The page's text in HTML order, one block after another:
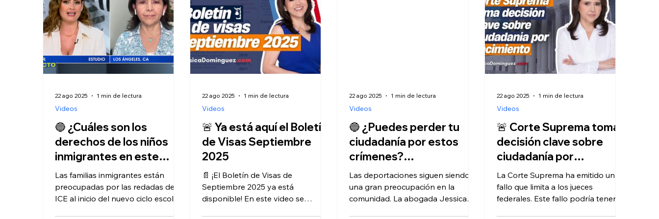
🔵 ¿Cuáles son los
derechos de los niños
inmigrantes en este
regreso a clases?
Las familias inmigrantes están
preocupadas por las redadas de
ICE al inicio del nuevo ciclo escolar.
Videos
22 ago 2025 1 min de lectura
🚨 Ya está aquí el Boletín
de Visas Septiembre
2025
📄 ¡El Boletín de Visas de
Septiembre 2025 ya está
disponible! En este video se
Videos
22 ago 2025 1 min de lectura
🔵 ¿Puedes perder tu
ciudadanía por estos
crímenes?
@PrimerImpactoUnivisio
n ​
Las deportaciones siguen siendo
una gran preocupación en la
comunidad. La abogada Jessica
Videos
22 ago 2025 1 min de lectura
🚨 Corte Suprema toma
decisión clave sobre
ciudadanía por
nacimiento
La Corte Suprema ha emitido un
fallo que limita a los jueces
federales. Este fallo podría tener un
Videos
22 ago 2025 1 min de lectura